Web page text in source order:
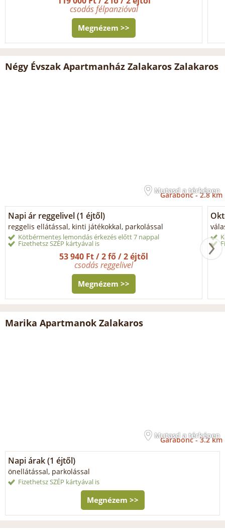
csodás félpanzióval
Megnézem >>
Négy Évszak Apartmanház Zalakaros Zalakaros
Mutasd a térképen
Garabonc -2.8 km
Napi ár reggelivel (1 éjtől)
reggelis ellátással, kinti játékokkal, parkolással
Kötbérmentes lemondás érkezés előtt 7 nappal
Fizethetsz SZÉP kártyával is
53 940 Ft / 2 fő / 2 éjtől
csodás reggelivel
Megnézem >>
Marika Apartmanok Zalakaros
Mutasd a térképen
Garabonc -3.2 km
Napi árak (1 éjtől)
önellátással, parkolással
Fizethetsz SZÉP kártyával is
Megnézem >>